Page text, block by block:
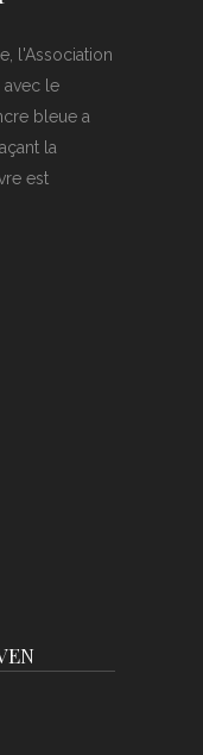
l'Association
avec le
bleue a
la
est